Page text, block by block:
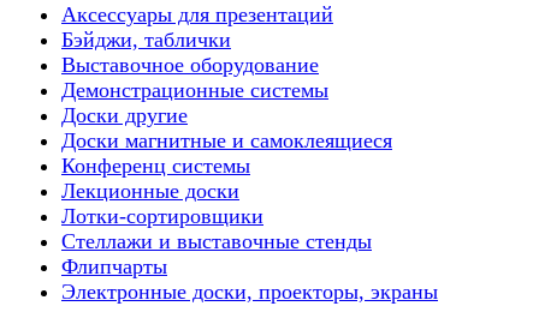
Аксессуары для презентаций
Бэйджи, таблички
Выставочное оборудование
Демонстрационные системы
Доски другие
Доски магнитные и самоклеящиеся
Конференц системы
Лекционные доски
Лотки-сортировщики
Стеллажи и выставочные стенды
Флипчарты
Электронные доски, проекторы, экраны